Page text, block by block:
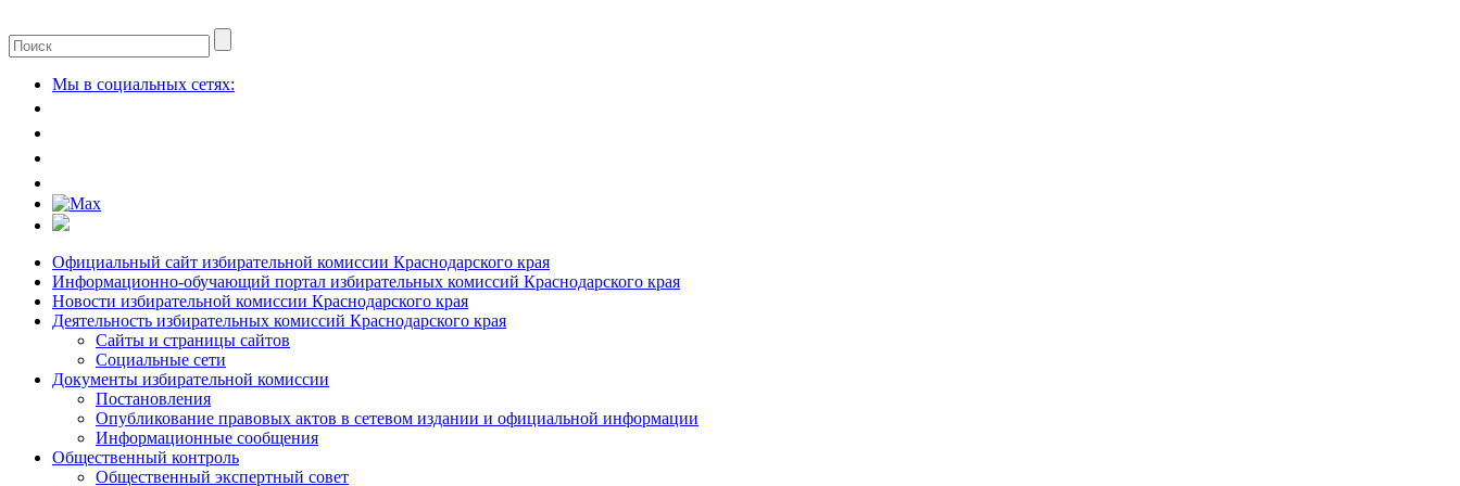
Мы в социальных сетях:
Официальный сайт избирательной комиссии Краснодарского края
Информационно-обучающий портал избирательных комиссий Краснодарского края
Новости избирательной комиссии Краснодарского края
Деятельность избирательных комиссий Краснодарского края
Сайты и страницы сайтов
Социальные сети
Документы избирательной комиссии
Постановления
Опубликование правовых актов в сетевом издании и официальной информации
Информационные сообщения
Общественный контроль
Общественный экспертный совет